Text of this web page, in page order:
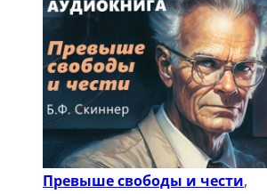
Превыше свободы и чести,